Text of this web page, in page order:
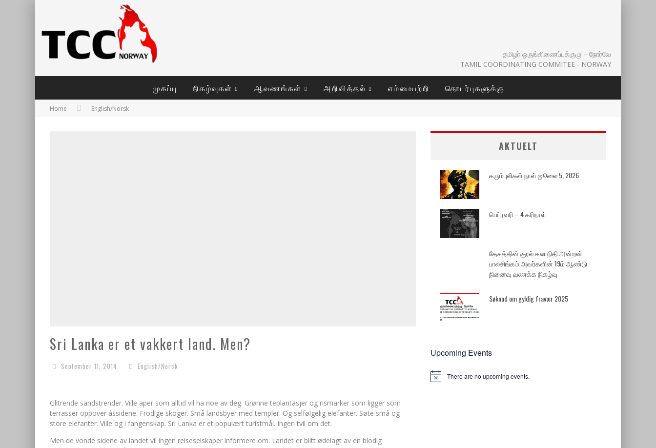
தமிழர் ஒருங்கிணைப்புக்குழு – நோர்வே
TAMIL COORDINATING COMMITEE - NORWAY
முகப்பு நிகழ்வுகள் ஆவணங்கள் அறிவித்தல் எம்மைபற்றி தொடர்புகளுக்கு
Home English/Norsk
Sri Lanka er et vakkert land. Men?
September 11, 2014 English/Norsk
Glitrende sandstrender. Ville aper som alltid vil ha noe av deg. Grønne teplantasjer og rismarker som ligger som
terrasser oppover åssidene. Frodige skoger. Små landsbyer med templer. Og selfølgelig elefanter. Søte små og
store elefanter. Ville og i fangenskap. Sri Lanka er et populært turistmål. Ingen tvil om det.
Men de vonde sidene av landet vil ingen reiseselskaper informere om. Landet er blitt ødelagt av en blodig
AKTUELT
கரும்புலிகள் நாள் ஜூலை 5, 2026
பெப்ரவரி – 4 கரிநாள்
தேசத்தின் குரல் கலாநிதி அன்றன்
பாலசிங்கம் அவர்களின் 19ம் ஆண்டு
நினைவு வணக்க நிகழ்வு
Søknad om gyldig fravær 2025
Upcoming Events
Notice There are no upcoming events.